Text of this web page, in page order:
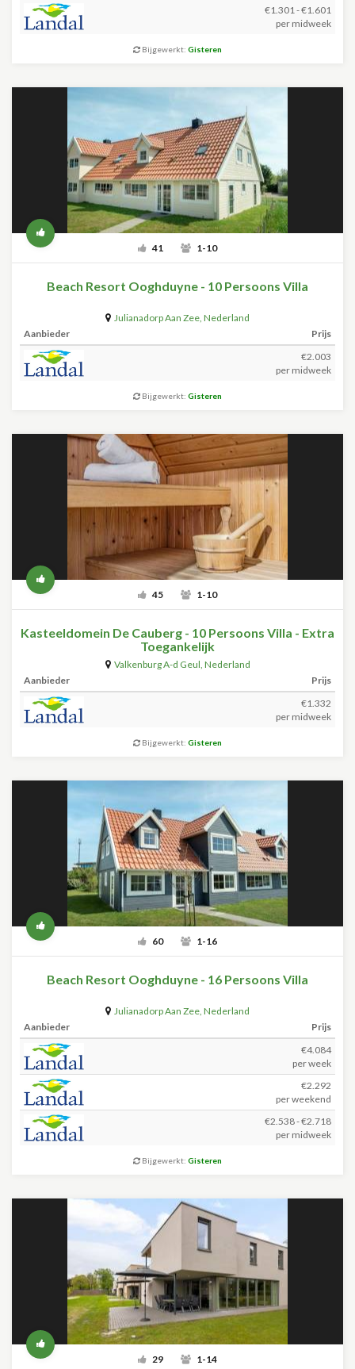
€1.301 - €1.601
per midweek
Bijgewerkt: Gisteren
41 1-10
Beach Resort Ooghduyne - 10 Persoons Villa
Julianadorp Aan Zee, Nederland
Aanbieder
Prijs
€2.003
per midweek
Bijgewerkt: Gisteren
45 1-10
Kasteeldomein De Cauberg - 10 Persoons Villa - Extra
Toegankelijk
Valkenburg A-d Geul, Nederland
Aanbieder
Prijs
€1.332
per midweek
Bijgewerkt: Gisteren
60 1-16
Beach Resort Ooghduyne - 16 Persoons Villa
Julianadorp Aan Zee, Nederland
Aanbieder
Prijs
€4.084
per week
€2.292
per weekend
€2.538 - €2.718
per midweek
Bijgewerkt: Gisteren
29 1-14